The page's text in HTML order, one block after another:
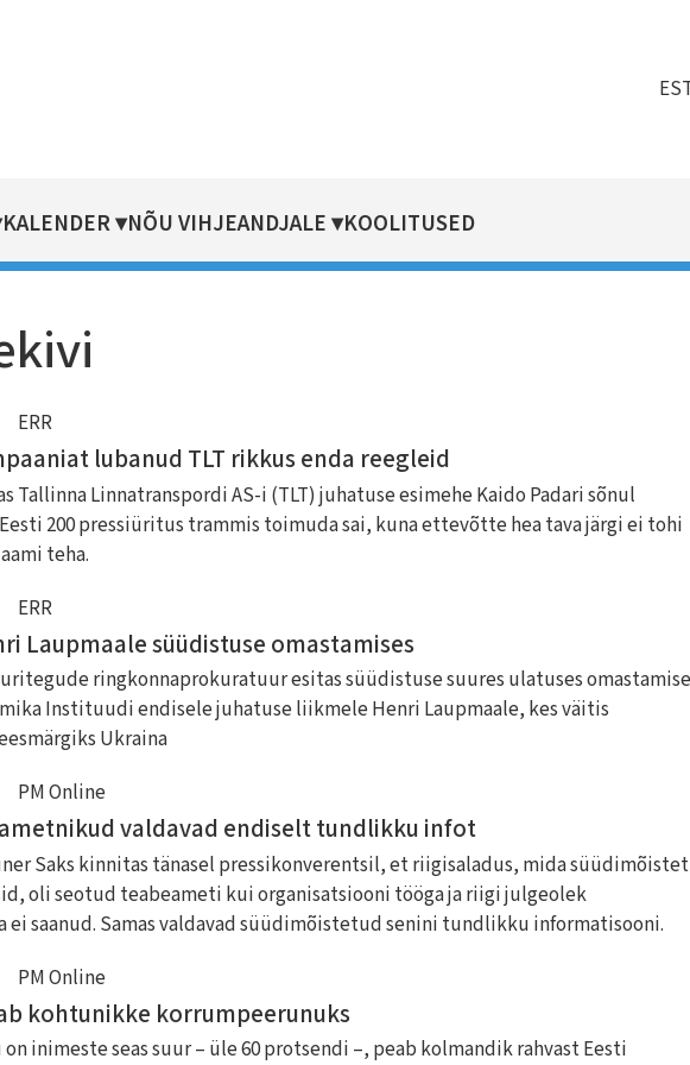
KALENDER NÕU VIHJEANDJALE KOOLITUSED
ERR
lubanud TLT rikkus enda reegleid
Tallinna Linnatranspordi AS-i (TLT) juhatuse esimehe Kaido Padari sõnul
200 pressiüritus trammis toimuda sai, kuna ettevõtte hea tava järgi ei tohi
teha.
ERR
Laupmaale süüdistuse omastamises
ringkonnaprokuratuur esitas süüdistuse suures ulatuses
Instituudi endisele juhatuse liikmele Henri Laupmaale, kes väitis
Ukraina
PM Online
valdavad endiselt tundlikku infot
Saks kinnitas tänasel pressikonverentsil, et riigisaladus, mida
oli seotud teabeameti kui organisatsiooni tööga ja riigi julgeolek
ei saanud. Samas valdavad süüdimõistetud senini tundlikku informatisooni.
PM Online
kohtunikke korrumpeerunuks
inimeste seas suur – üle 60 protsendi –, peab kolmandik rahvast Eesti